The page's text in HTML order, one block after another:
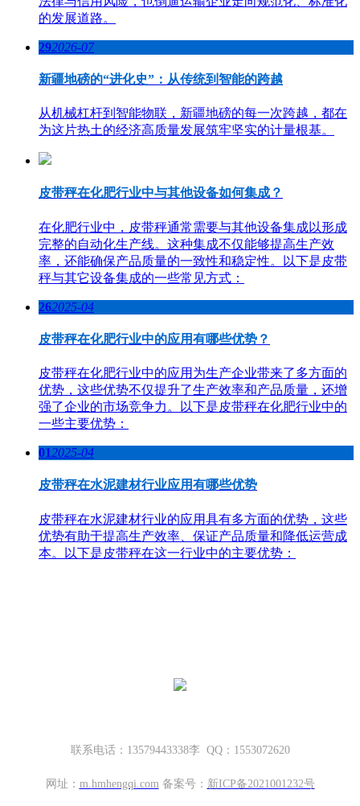
的发展道路。
292026-07
新疆地磅的“进化史”：从传统到智能的跨越
从机械杠杆到智能物联，新疆地磅的每一次跨越，都在
为这片热土的经济高质量发展筑牢坚实的计量根基。
皮带秤在化肥行业中与其他设备如何集成？
在化肥行业中，皮带秤通常需要与其他设备集成以形成
完整的自动化生产线。这种集成不仅能够提高生产效
率，还能确保产品质量的一致性和稳定性。以下是皮带
秤与其它设备集成的一些常见方式：
262025-04
皮带秤在化肥行业中的应用有哪些优势？
皮带秤在化肥行业中的应用为生产企业带来了多方面的
优势，这些优势不仅提升了生产效率和产品质量，还增
强了企业的市场竞争力。以下是皮带秤在化肥行业中的
一些主要优势：
012025-04
皮带秤在水泥建材行业应用有哪些优势
皮带秤在水泥建材行业的应用具有多方面的优势，这些
优势有助于提高生产效率、保证产品质量和降低运营成
本。以下是皮带秤在这一行业中的主要优势：
联系电话：13579443338李 QQ：1553072620
网址： m. hmhengqi.com 备案号： 新ICP备2021001232号